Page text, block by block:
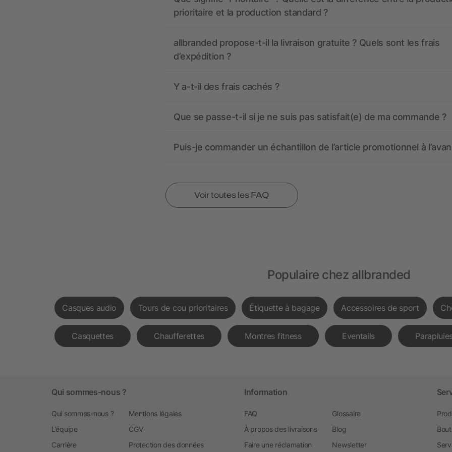
prioritaire et la production standard ?
allbranded propose-t-il la livraison gratuite ? Quels sont les frais
d’expédition ?
Y a-t-il des frais cachés ?
Que se passe-t-il si je ne suis pas satisfait(e) de ma commande ?
Puis-je commander un échantillon de l’article promotionnel à
Voir toutes les FAQ
Populaire chez allbranded
Casques audio Tours de cou prioritaires Étiquette à bagage Accessoires de sport
Casquettes Chaufferettes Montres fitness Eventails
Qui sommes-nous ?
Qui sommes-nous ?
L’équipe
Carrière
Mentions légales
CGV
Protection des données
Information
FAQ
À propos des livraisons
Faire une réclamation
Glossaire
Blog
Newsletter